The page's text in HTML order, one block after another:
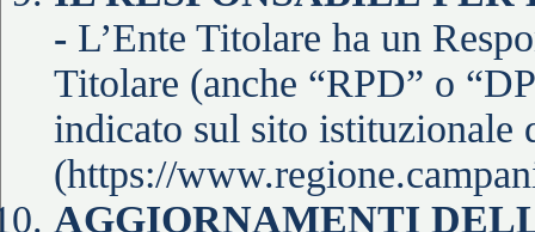
- L’Ente Titolare ha un
Titolare (anche “RPD” o
indicato sul sito istituzionale
(https://
AGGIORNAMENTI